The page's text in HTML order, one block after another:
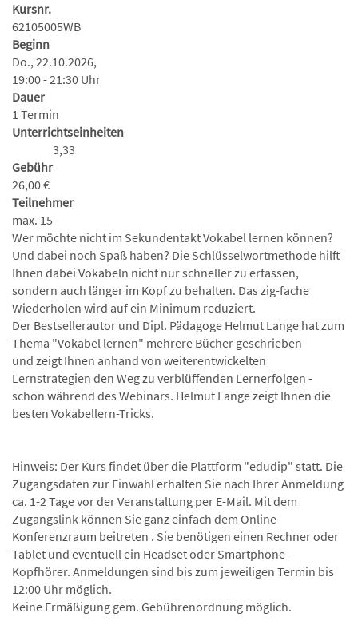
Kursnr.
62105005WB
Beginn
Do., 22.10.2026,
19:00 - 21:30 Uhr
Dauer
1 Termin
Unterrichtseinheiten
3,33
Gebühr
26,00 €
Teilnehmer
max. 15
Wer möchte nicht im Sekundentakt Vokabel lernen können?
Und dabei noch Spaß haben? Die Schlüsselwortmethode hilft
Ihnen dabei Vokabeln nicht nur schneller zu erfassen,
sondern auch länger im Kopf zu behalten. Das zig-fache
Wiederholen wird auf ein Minimum reduziert.
Der Bestsellerautor und Dipl. Pädagoge Helmut Lange hat zum
Thema "Vokabel lernen" mehrere Bücher geschrieben
und zeigt Ihnen anhand von weiterentwickelten
Lernstrategien den Weg zu verblüffenden Lernerfolgen -
schon während des Webinars. Helmut Lange zeigt Ihnen die
besten Vokabellern-Tricks.
Hinweis: Der Kurs findet über die Plattform "edudip" statt. Die
Zugangsdaten zur Einwahl erhalten Sie nach Ihrer Anmeldung
ca. 1-2 Tage vor der Veranstaltung per E-Mail. Mit dem
Zugangslink können Sie ganz einfach dem Online-
Konferenzraum beitreten . Sie benötigen einen Rechner oder
Tablet und eventuell ein Headset oder Smartphone-
Kopfhörer. Anmeldungen sind bis zum jeweiligen Termin bis
12:00 Uhr möglich.
Keine Ermäßigung gem. Gebührenordnung möglich.